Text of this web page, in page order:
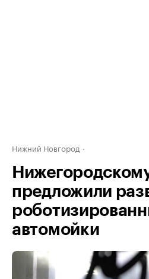
Нижний Новгород
предложили
автомойки